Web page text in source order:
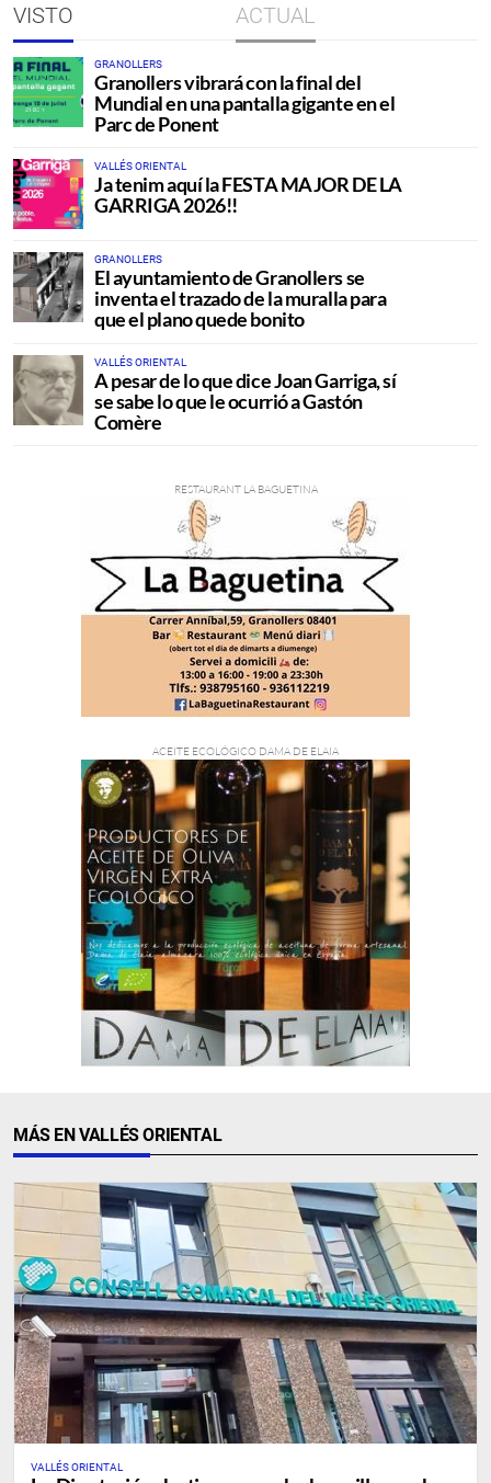
VISTO ACTUAL
GRANOLLERS
Granollers vibrará con la final del
Mundial en una pantalla gigante en el
Parc de Ponent
VALLÉS ORIENTAL
Ja tenim aquí la FESTA MAJOR DE LA
GARRIGA 2026!!
GRANOLLERS
El ayuntamiento de Granollers se
inventa el trazado de la muralla para
que el plano quede bonito
VALLÉS ORIENTAL
A pesar de lo que dice Joan Garriga, sí
se sabe lo que le ocurrió a Gastón
Comère
MÁS EN VALLÉS ORIENTAL
VALLÉS ORIENTAL